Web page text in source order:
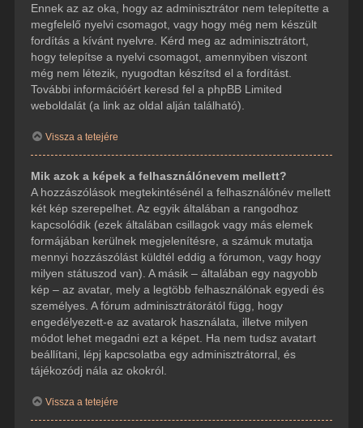
Ennek az az oka, hogy az adminisztrátor nem telepítette a
megfelelő nyelvi csomagot, vagy hogy még nem készült
fordítás a kívánt nyelvre. Kérd meg az adminisztrátort,
hogy telepítse a nyelvi csomagot, amennyiben viszont
még nem létezik, nyugodtan készítsd el a fordítást.
További információért keresd fel a phpBB Limited
weboldalát (a link az oldal alján található).
Vissza a tetejére
Mik azok a képek a felhasználónevem mellett?
A hozzászólások megtekintésénél a felhasználónév mellett
két kép szerepelhet. Az egyik általában a rangodhoz
kapcsolódik (ezek általában csillagok vagy más elemek
formájában kerülnek megjelenítésre, a számuk mutatja
mennyi hozzászólást küldtél eddig a fórumon, vagy hogy
milyen státuszod van). A másik – általában egy nagyobb
kép – az avatar, mely a legtöbb felhasználónak egyedi és
személyes. A fórum adminisztrátorától függ, hogy
engedélyezett-e az avatarok használata, illetve milyen
módot lehet megadni ezt a képet. Ha nem tudsz avatart
beállítani, lépj kapcsolatba egy adminisztrátorral, és
tájékozódj nála az okokról.
Vissza a tetejére